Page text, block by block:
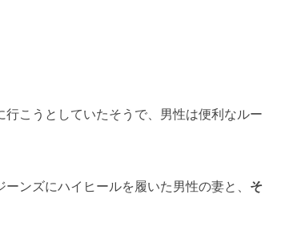
こうとしていたそうで、男性は便利なルー
ンズにハイヒールを履いた男性の妻と、 そ